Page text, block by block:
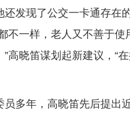
还发现了公交一卡通存在
不一样，老人又不善于
高晓笛谋划起新建议，“
员多年，高晓笛先后提出